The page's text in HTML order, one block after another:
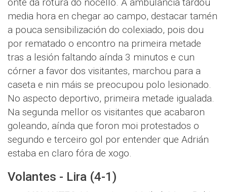
media hora en chegar ao campo, destacar tamén
a pouca sensibilización do colexiado, pois dou
por rematado o encontro na primeira metade
tras a lesión faltando aínda 3 minutos e cun
córner a favor dos visitantes, marchou para a
caseta e nin máis se preocupou polo lesionado.
No aspecto deportivo, primeira metade igualada.
Na segunda mellor os visitantes que acabaron
goleando, aínda que foron moi protestados o
segundo e terceiro gol por entender que Adrián
estaba en claro fóra de xogo.
Volantes - Lira (4-1)